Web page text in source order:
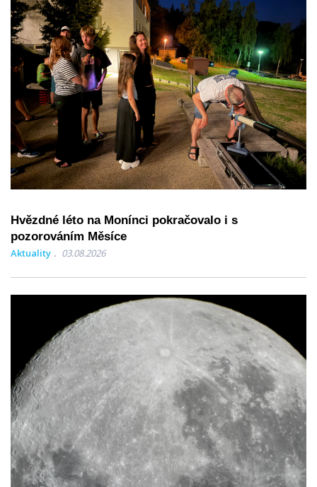
Hvězdné léto na Monínci pokračovalo i s
pozorováním Měsíce
Aktuality 03.08.2026